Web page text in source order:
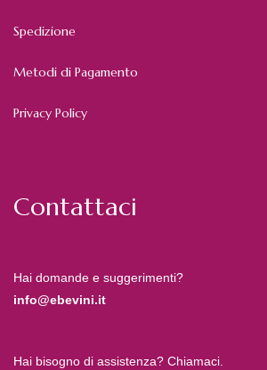
Spedizione
Metodi di Pagamento
Privacy Policy
Contattaci
Hai domande e suggerimenti?
info@ebevini.it
Hai bisogno di assistenza? Chiamaci.